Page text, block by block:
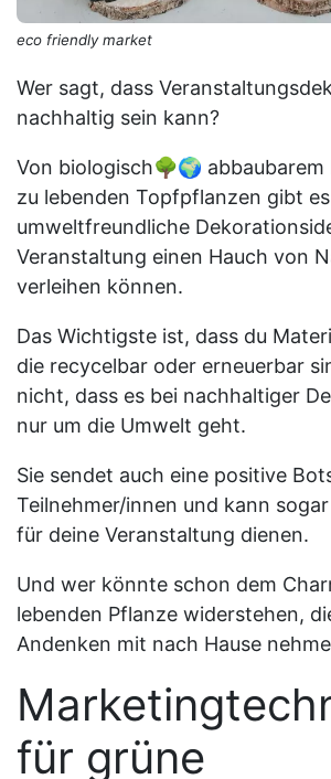
eco friendly market
Wer sagt, dass
nachhaltig sein kann?
Von biologisch🌳🌍
zu lebenden Topfpflanzen gibt
umweltfreundliche
Veranstaltung einen Hauch von
verleihen können.
Das Wichtigste ist, dass du
die recycelbar oder erneuerbar
nicht, dass es bei nachhaltiger
nur um die Umwelt geht.
Sie sendet auch eine positive
Teilnehmer/innen und kann
für deine Veranstaltung dienen.
Und wer könnte schon dem
lebenden Pflanze widerstehen,
Andenken mit nach Hause
für grüne